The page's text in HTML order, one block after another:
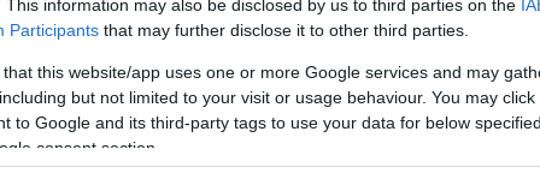
This information may also be disclosed by us to third parties on the
Participants that may further disclose it to other third parties.
that this website/app uses one or more Google services and may
but not limited to your visit or usage behaviour. You may
to Google and its third-party tags to use your data for below
consent section.
ΕΠΙΚΟΙΝΩΝΊΑ